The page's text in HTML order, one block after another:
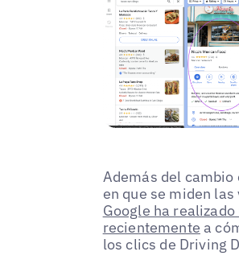
Además del cambio
en que se miden las
Google ha
recientemente a
los clics de Driving